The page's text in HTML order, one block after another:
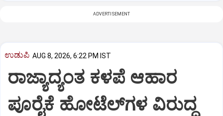
ADVERTISEMENT
ಉಡುಪಿ AUG 8, 2026, 6:22 PM IST
ರಾಜ್ಯಾದ್ಯಂತ ಕಳಪೆ ಆಹಾರ
ಪೂರೈಕೆ ಹೋಟೆಲ್‌ಗಳ ವಿರುದ್ಧ